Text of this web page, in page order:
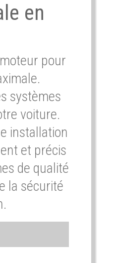
en
pour
systèmes
voiture.
installation
et précis
de qualité
la sécurité